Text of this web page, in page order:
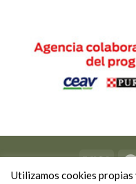
Utilizamos cookies